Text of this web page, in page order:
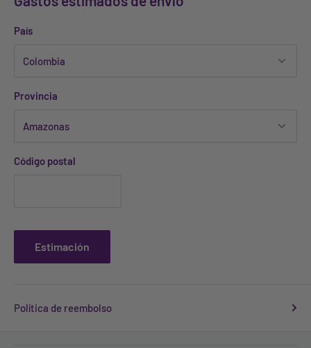
País
Provincia
Código postal
Estimación
Política de reembolso